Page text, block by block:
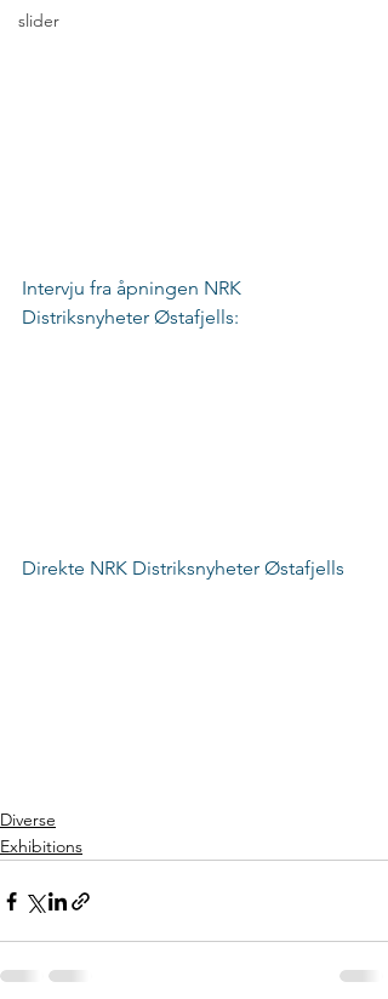
slider
Intervju fra åpningen NRK
Distriksnyheter Østafjells:
Direkte NRK Distriksnyheter Østafjells
Diverse
Exhibitions